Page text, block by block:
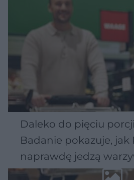
Daleko do pięciu
Badanie pokazuje, jak
naprawdę jedzą